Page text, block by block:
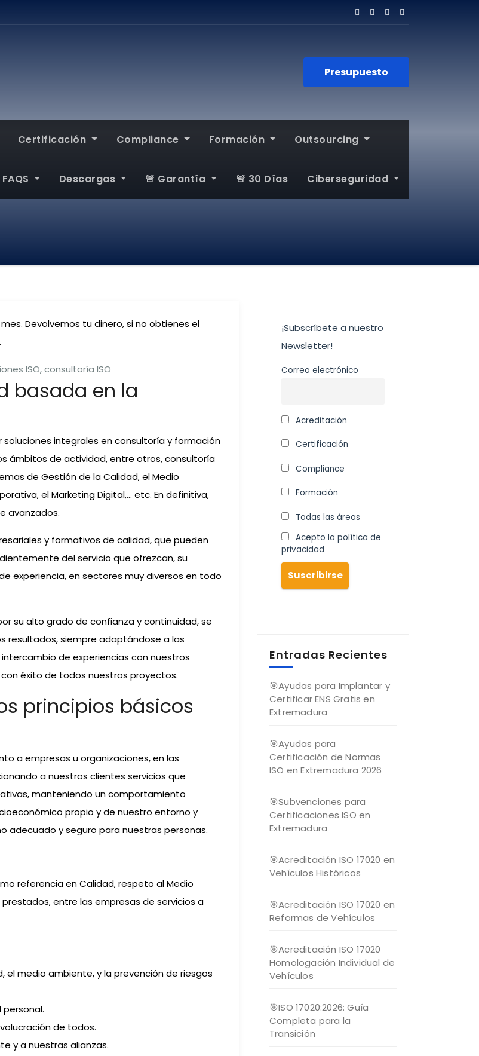
Presupuesto
Certificación Compliance Formación Outsourcing
FAQS Descargas 🚨 Garantía 🚨 30 Días Ciberseguridad
mes. Devolvemos tu dinero, si no obtienes el
basada en la
integrales en consultoría y formación
ámbitos de actividad, entre otros, consultoría
de Gestión de la Calidad, el Medio
el Marketing Digital,… etc. En definitiva,
avanzados.
y formativos de calidad, que pueden
del servicio que ofrezcan, su
experiencia, en sectores muy diversos en todo
su alto grado de confianza y continuidad, se
resultados, siempre adaptándose a las
de experiencias con nuestros
éxito de todos nuestros proyectos.
principios básicos
a empresas u organizaciones, en las
a nuestros clientes servicios que
manteniendo un comportamiento
propio y de nuestro entorno y
adecuado y seguro para nuestras personas.
referencia en Calidad, respeto al Medio
entre las empresas de servicios a
el medio ambiente, y la prevención de riesgos
de todos.
y a nuestras alianzas.
¡Subscríbete a nuestro
Newsletter!
Correo electrónico
Acreditación
Certificación
Compliance
Formación
Todas las áreas
Acepto la política de
privacidad
Entradas Recientes
🎯Ayudas para Implantar y
Certificar ENS Gratis en
Extremadura
🎯Ayudas para
Certificación de Normas
ISO en Extremadura 2026
🎯Subvenciones para
Certificaciones ISO en
Extremadura
🎯Acreditación ISO 17020 en
Vehículos Históricos
🎯Acreditación ISO 17020 en
Reformas de Vehículos
🎯Acreditación ISO 17020
Homologación Individual de
Vehículos
🎯ISO 17020:2026: Guía
Completa para la
Transición